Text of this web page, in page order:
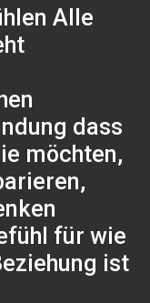
Alle
dass
möchten,
für wie
ist